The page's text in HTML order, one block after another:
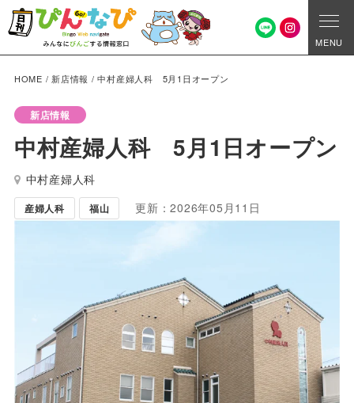
MENU
HOME / 新店情報 /中村産婦人科 5月1日オープン
新店情報
中村産婦人科 5月1日オープン
中村産婦人科
産婦人科 福山 更新：2026年05月11日